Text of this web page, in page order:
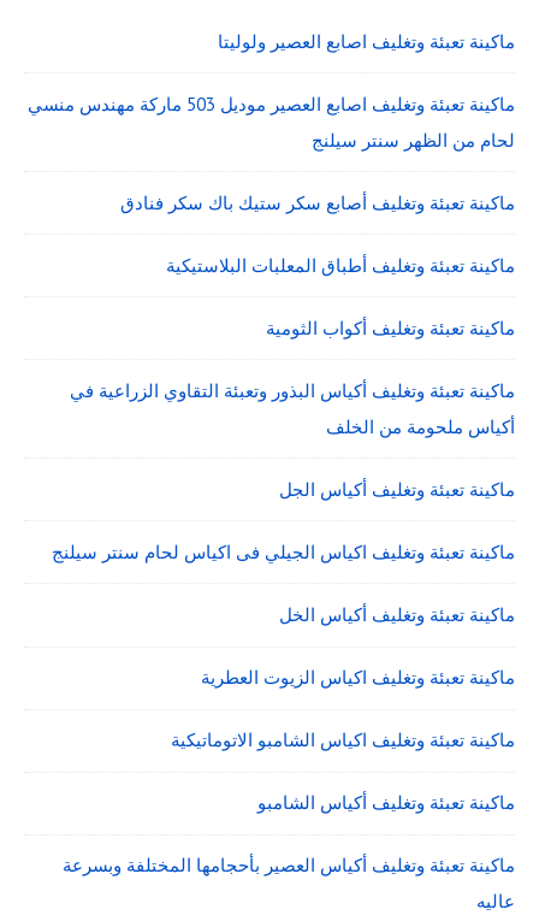
ماكينة تعبئة وتغليف اصابع العصير ولوليتا
ماكينة تعبئة وتغليف اصابع العصير موديل 503 ماركة مهندس منسي
لحام من الظهر سنتر سيلنج
ماكينة تعبئة وتغليف أصابع سكر ستيك باك سكر فنادق
ماكينة تعبئة وتغليف أطباق المعلبات البلاستيكية
ماكينة تعبئة وتغليف أكواب الثومية
ماكينة تعبئة وتغليف أكياس البذور وتعبئة التقاوي الزراعية في
أكياس ملحومة من الخلف
ماكينة تعبئة وتغليف أكياس الجل
ماكينة تعبئة وتغليف اكياس الجيلي فى اكياس لحام سنتر سيلنج
ماكينة تعبئة وتغليف أكياس الخل
ماكينة تعبئة وتغليف اكياس الزيوت العطرية
ماكينة تعبئة وتغليف اكياس الشامبو الاتوماتيكية
ماكينة تعبئة وتغليف أكياس الشامبو
ماكينة تعبئة وتغليف أكياس العصير بأحجامها المختلفة وبسرعة
عاليه